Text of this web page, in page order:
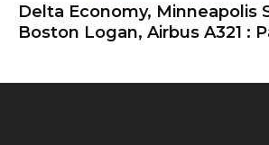
Delta Economy, Minneapolis
Boston Logan, Airbus A321 :